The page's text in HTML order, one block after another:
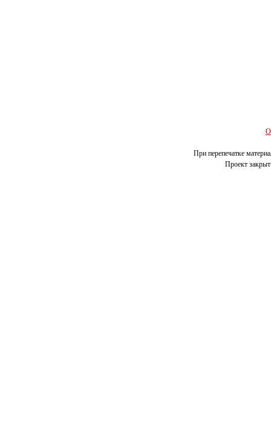
О
При перепечатке
Проект закрыт